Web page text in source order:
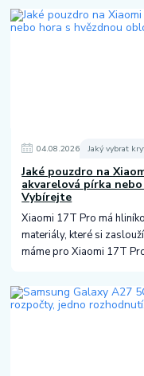
04.08.2026 Jaký vybrat
Jaké pouzdro na
akvarelová pírka
Vybírejte
Xiaomi 17T Pro má
materiály, které si
máme pro Xiaomi 17T